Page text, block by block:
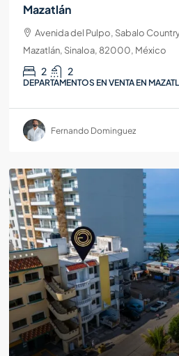
Mazatlán
Avenida del Pulpo, Sabalo
Mazatlán, Sinaloa, 82000, México
2 2
DEPARTAMENTOS EN VENTA EN
Fernando Dominguez